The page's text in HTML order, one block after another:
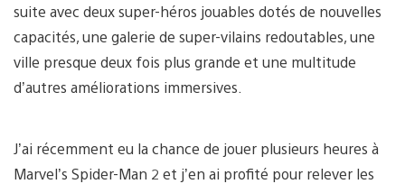
suite avec deux super-héros jouables dotés de nouvelles
capacités, une galerie de super-vilains redoutables, une
ville presque deux fois plus grande et une multitude
d’autres améliorations immersives.
J’ai récemment eu la chance de jouer plusieurs heures à
Marvel’s Spider-Man 2 et j’en ai profité pour relever les